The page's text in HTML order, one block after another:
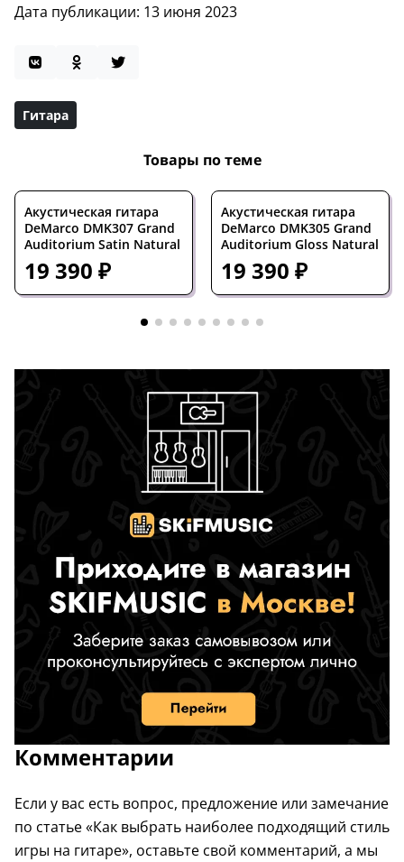
Дата публикации: 13 июня 2023
Гитара
Товары по теме
Акустическая гитара
DeMarco DMK307 Grand
Auditorium Satin Natural
19 390 ₽
Акустическая гитара
DeMarco DMK305 Grand
Auditorium Gloss Natural
19 390 ₽
Комментарии
Если у вас есть вопрос, предложение или замечание
по статье «Как выбрать наиболее подходящий стиль
игры на гитаре», оставьте свой комментарий, а мы